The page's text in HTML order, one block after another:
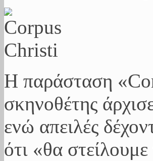
Η παράσταση
σκηνοθέτης
ενώ απειλές
ότι «θα